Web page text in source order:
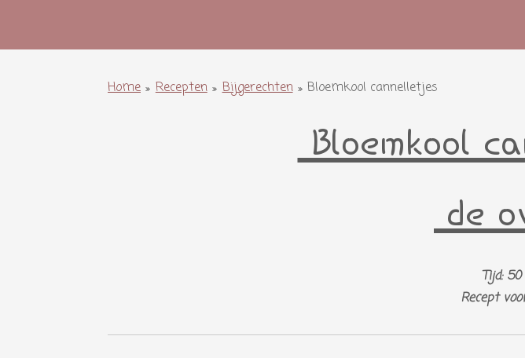
Home » Recepten » Bijgerechten » Bloemkool cannelletjes
Bloemkool
de
Tijd:
Recept